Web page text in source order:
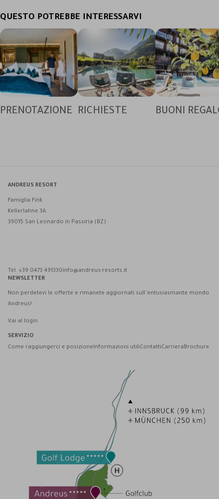
QUESTO POTREBBE INTERESSARVI
PRENOTAZIONE RICHIESTE BUONI
ANDREUS RESORT
Famiglia Fink
Kellerlahne 3A
39015 San Leonardo in Passiria (BZ)
Tel. +39 0473 491330info@andreus-resorts.it
NEWSLETTER
Non perdetevi le offerte e rimanete aggiornati sull’entusiasmante mondo
Andreus!
Vai al login
SERVIZIO
Come raggiungerci e posizioneInformazioni utiliContattiCarrieraBrochure